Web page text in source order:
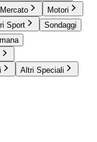
Mercato
Motori
Sport
Sondaggi
Altri Speciali